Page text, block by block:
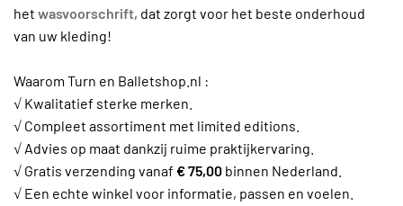
het wasvoorschrift, dat zorgt voor het beste onderhoud
van uw kleding!
Waarom Turn en Balletshop.nl :
√ Kwalitatief sterke merken.
√ Compleet assortiment met limited editions.
√ Advies op maat dankzij ruime praktijkervaring.
√ Gratis verzending vanaf € 75,00 binnen Nederland.
√ Een echte winkel voor informatie, passen en voelen.